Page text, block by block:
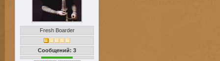
Fresh Boarder
Сообщений: 3